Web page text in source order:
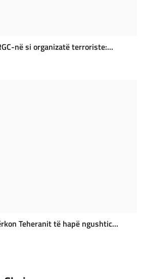
në si organizatë terroriste:...
Teheranit të hapë ngushtic...